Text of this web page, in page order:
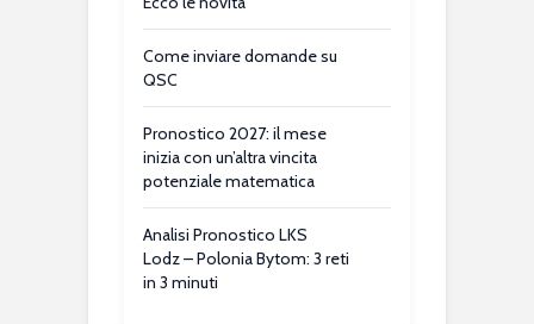
Come inviare domande su
QSC
Pronostico 2027: il mese
inizia con un’altra vincita
potenziale matematica
Analisi Pronostico LKS
Lodz – Polonia Bytom: 3 reti
in 3 minuti